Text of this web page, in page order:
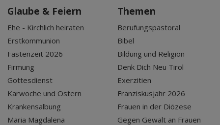
Glaube & Feiern
Ehe - Kirchlich heiraten
Erstkommunion
Fastenzeit 2026
Firmung
Gottesdienst
Karwoche und Ostern
Krankensalbung
Maria Magdalena
Themen
Berufungspastoral
Bibel
Bildung und Religion
Denk Dich Neu Tirol
Exerzitien
Franziskusjahr 2026
Frauen in der Diözese
Gegen Gewalt an Frauen